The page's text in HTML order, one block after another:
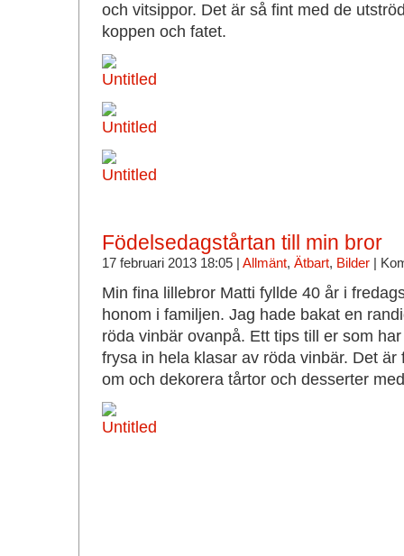
och vitsippor. Det är så fint med de
koppen och fatet.
Födelsedagstårtan till min bror
17 februari 2013 18:05 | Allmänt, Ätbart, Bilder|
Min fina lillebror Matti fyllde 40 år i
honom i familjen. Jag hade bakat en
röda vinbär ovanpå. Ett tips till er som
frysa in hela klasar av röda vinbär. Det
om och dekorera tårtor och desserter